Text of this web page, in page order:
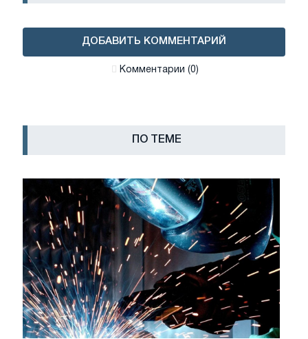
ДОБАВИТЬ КОММЕНТАРИЙ
Комментарии (0)
ПО ТЕМЕ